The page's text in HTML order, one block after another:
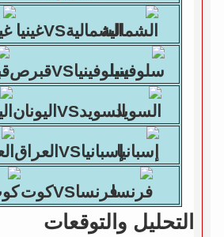
الشماليةVSغينيا
سلوفينياVSقبرص
السويدVSاليونان
إسبانياVSالعراق
فرنساVSكوت
التحليل والتوقعات